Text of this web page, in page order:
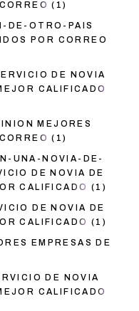
(1)
DE-OTRO-PAIS
POR CORREO
DE NOVIA
CALIFICADO
MEJORES
(1)
UNA-NOVIA-DE-
DE NOVIA DE
CALIFICADO (1)
DE NOVIA DE
CALIFICADO (1)
EMPRESAS DE
DE NOVIA
CALIFICADO